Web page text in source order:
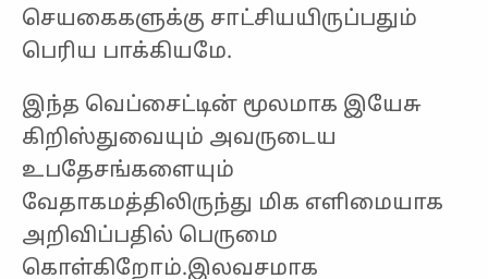
செயகைகளுக்கு சாட்சியயிருப்பதும்
பெரிய பாக்கியமே.
இந்த வெப்சைட்டின் மூலமாக இயேசு
கிறிஸ்துவையும் அவருடைய
உபதேசங்களையும்
வேதாகமத்திலிருந்து மிக எளிமையாக
அறிவிப்பதில் பெருமை
கொள்கிறோம்.இலவசமாக